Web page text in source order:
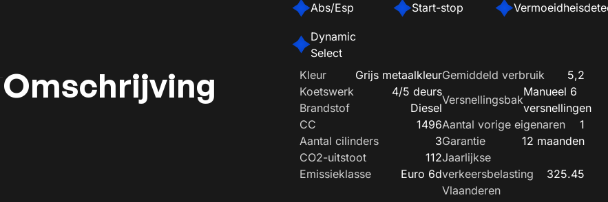
Abs/Esp Start-stop
Dynamic
Select
Omschrijving Kleur
Grijs metaalkleur
Koetswerk
4/5 deurs
Brandstof
Diesel
CC
1496
Aantal cilinders
3
CO2-uitstoot
112
Emissieklasse
Euro 6d
Gemiddeld verbruik
5,2
Versnellingsbak
Manueel 6
versnellingen
Aantal vorige eigenaren
1
Garantie
12 maanden
Jaarlijkse
verkeersbelasting
Vlaanderen
325.45